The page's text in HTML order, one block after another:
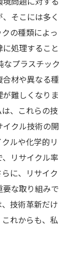
そこには多く
の種類によっ
処理すること
なプラスチック
材や異なる種
難しくなりま
、これらの技
クル技術の開
ルや化学的リ
リサイクル率
に、リサイク
な取り組みで
技術革新だけ
れからも、私